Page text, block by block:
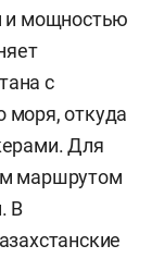
и мощностью
с
моря, откуда
Для
маршрутом
В